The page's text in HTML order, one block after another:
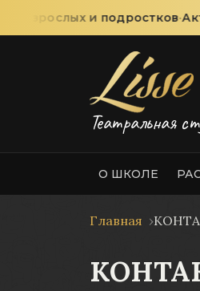
взрослых и подростков·
Театральная
О ШКОЛЕ
Главная